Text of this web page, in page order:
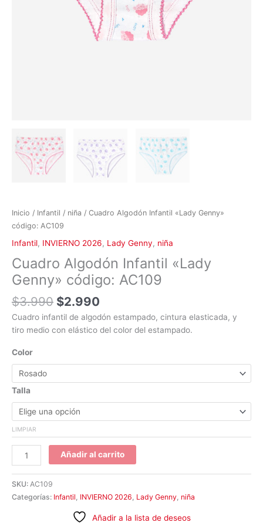
Inicio / Infantil / niña / Cuadro Algodón Infantil «Lady Genny»
código: AC109
Infantil, INVIERNO 2026, Lady Genny, niña
Cuadro Algodón Infantil «Lady
Genny» código: AC109
$3.990 $2.990
Cuadro infantil de algodón estampado, cintura elasticada, y
tiro medio con elástico del color del estampado.
Color
Talla
LIMPIAR
Añadir al carrito
SKU: AC109
Categorías: Infantil, INVIERNO 2026, Lady Genny, niña
Añadir a la lista de deseos